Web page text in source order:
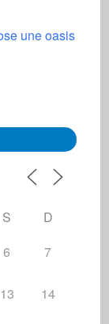
une oasis
S
D
6 7
13 14